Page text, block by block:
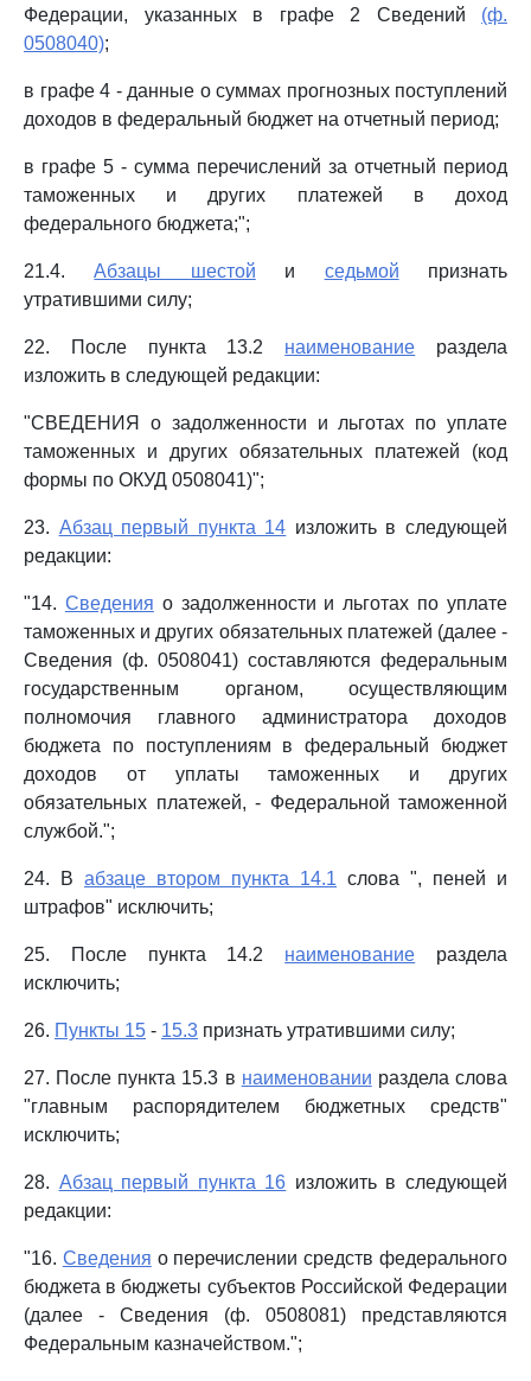
Федерации, указанных в графе 2 Сведений (ф.
0508040);
в графе 4 - данные о суммах прогнозных поступлений
доходов в федеральный бюджет на отчетный период;
в графе 5 - сумма перечислений за отчетный период
таможенных и других платежей в доход
федерального бюджета;";
21.4.Абзацы шестой и седьмой признать
утратившими силу;
22. После пункта 13.2 наименование раздела
изложить в следующей редакции:
"СВЕДЕНИЯ о задолженности и льготах по уплате
таможенных и других обязательных платежей (код
формы по ОКУД 0508041)";
23. Абзац первый пункта 14 изложить в следующей
редакции:
"14. Сведения о задолженности и льготах по уплате
таможенных и других обязательных платежей (далее -
Сведения (ф. 0508041) составляются федеральным
государственным органом, осуществляющим
полномочия главного администратора доходов
бюджета по поступлениям в федеральный бюджет
доходов от уплаты таможенных и других
обязательных платежей, - Федеральной таможенной
службой.";
24. В абзаце втором пункта 14.1 слова ", пеней и
штрафов" исключить;
25. После пункта 14.2 наименование раздела
исключить;
26. Пункты 15 - 15.3 признать утратившими силу;
27. После пункта 15.3 в наименовании раздела слова
"главным распорядителем бюджетных средств"
исключить;
28. Абзац первый пункта 16 изложить в следующей
редакции:
"16. Сведения о перечислении средств федерального
бюджета в бюджеты субъектов Российской Федерации
(далее - Сведения (ф. 0508081) представляются
Федеральным казначейством.";